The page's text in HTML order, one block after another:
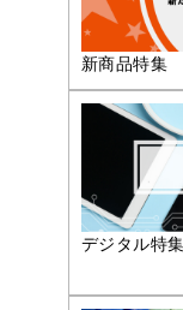
新商品特集
デジタル特集